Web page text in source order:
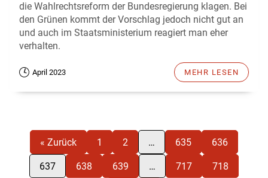
die Wahlrechtsreform der Bundesregierung klagen. Bei
den Grünen kommt der Vorschlag jedoch nicht gut an
und auch im Staatsministerium reagiert man eher
verhalten.
April 2023 MEHR LESEN
« Zurück 1 2 … 635 636
637 638 639 … 717 718